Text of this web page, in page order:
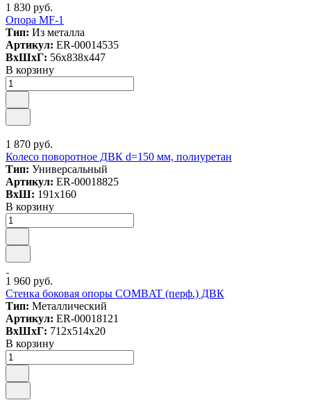
1 830 руб.
Опора МF-1
Тип: Из металла
Артикул: ER-00014535
ВxШxГ: 56x838x447
В корзину
1 870 руб.
Колесо поворотное ДВК d=150 мм, полиуретан
Тип: Универсальный
Артикул: ER-00018825
ВxШ: 191x160
В корзину
1 960 руб.
Стенка боковая опоры COMBAT (перф.) ДВК
Тип: Металлический
Артикул: ER-00018121
ВxШxГ: 712x514x20
В корзину